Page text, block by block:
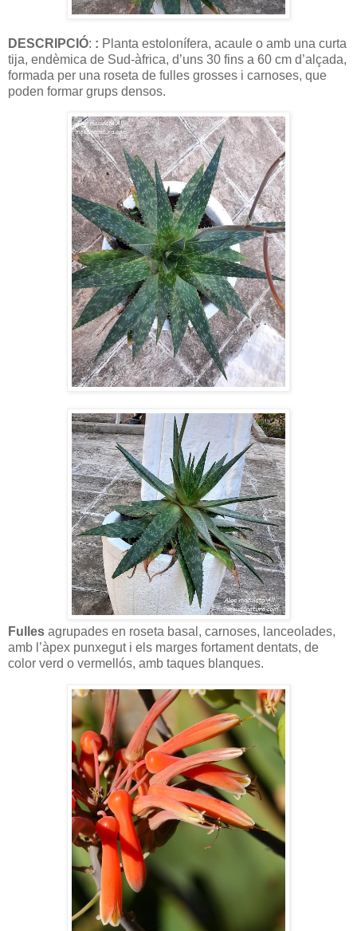
DESCRIPCIÓ: : Planta estolonífera, acaule o amb una curta
tija, endèmica de Sud-àfrica, d’uns 30 fins a 60 cm d’alçada,
formada per una roseta de fulles grosses i carnoses, que
poden formar grups densos.
Fulles agrupades en roseta basal, carnoses, lanceolades,
amb l’àpex punxegut i els marges fortament dentats, de
color verd o vermellós, amb taques blanques.